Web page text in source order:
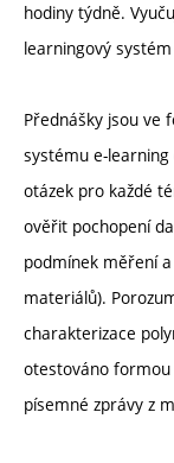
hodiny týdně.
learningový
Přednášky jsou ve
systému e-
otázek pro každé
ověřit pochopení
podmínek měření
materiálů).
charakterizace
otestováno formou
písemné zprávy z